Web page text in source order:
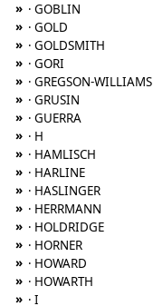
» · GOBLIN
» · GOLD
» · GOLDSMITH
» · GORI
» · GREGSON-WILLIAMS
» · GRUSIN
» · GUERRA
» · H
» · HAMLISCH
» · HARLINE
» · HASLINGER
» · HERRMANN
» · HOLDRIDGE
» · HORNER
» · HOWARD
» · HOWARTH
» · I